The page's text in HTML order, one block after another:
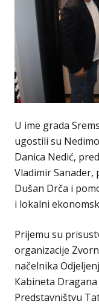
U ime grada
ugostili su
Danica Nedić,
Vladimir
Dušan Drča i
i lokalni
Prijemu su
organizacije
načelnika
Кabineta
Predstavništvu